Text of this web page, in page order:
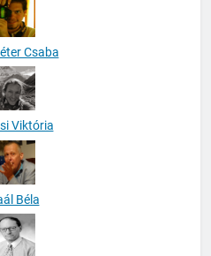
Csaba
Viktória
Béla